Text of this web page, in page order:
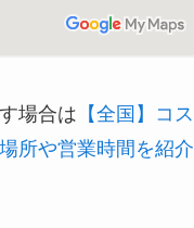
場合は 【全国】コ
所や営業時間を紹介